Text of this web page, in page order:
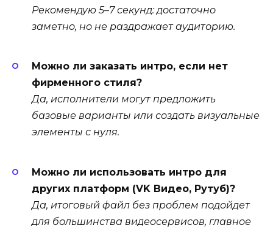
Рекомендую 5–7 секунд: достаточно
заметно, но не раздражает аудиторию.
Можно ли заказать интро, если нет
фирменного стиля?
Да, исполнители могут предложить
базовые варианты или создать визуальные
элементы с нуля.
Можно ли использовать интро для
других платформ (VK Видео, Рутуб)?
Да, итоговый файл без проблем подойдет
для большинства видеосервисов, главное